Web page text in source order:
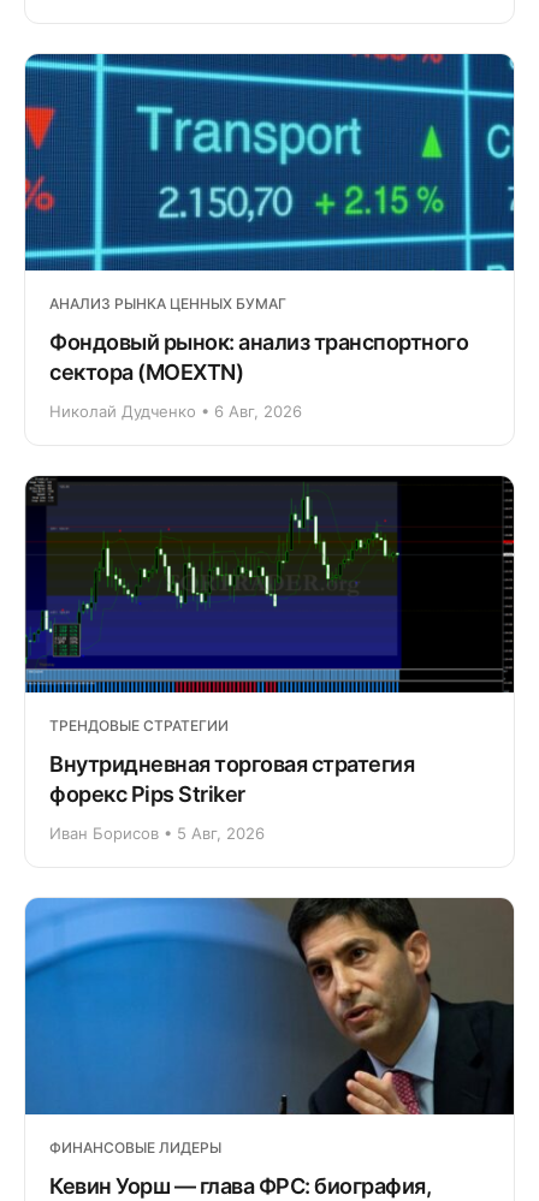
АНАЛИЗ РЫНКА ЦЕННЫХ БУМАГ
Фондовый рынок: анализ транспортного
сектора (MOEXTN)
Николай Дудченко • 6 Авг, 2026
ТРЕНДОВЫЕ СТРАТЕГИИ
Внутридневная торговая стратегия
форекс Pips Striker
Иван Борисов • 5 Авг, 2026
ФИНАНСОВЫЕ ЛИДЕРЫ
Кевин Уорш — глава ФРС: биография,